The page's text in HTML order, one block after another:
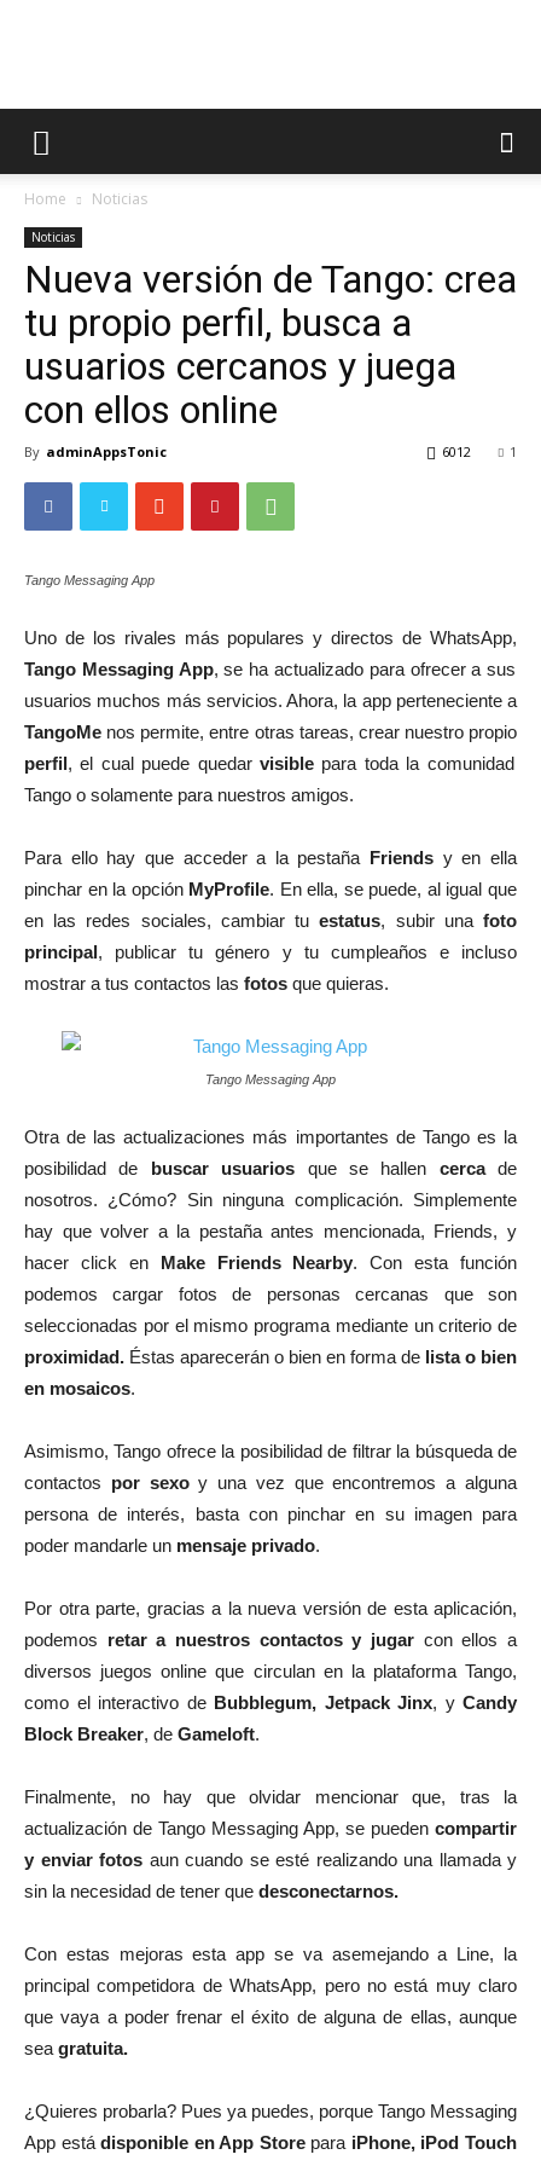
AppsTonic
Home Noticias
Noticias
Nueva versión de Tango: crea
tu propio perfil, busca a
usuarios cercanos y juega
con ellos online
By adminAppsTonic 1
6012
Tango Messaging App
Uno de los rivales más populares y directos de WhatsApp,
Tango Messaging App, se ha actualizado para ofrecer a sus
usuarios muchos más servicios. Ahora, la app perteneciente a
TangoMe nos permite, entre otras tareas, crear nuestro propio
perfil, el cual puede quedar visible para toda la comunidad
Tango o solamente para nuestros amigos.
Para ello hay que acceder a la pestaña Friends y en ella
pinchar en la opción MyProfile. En ella, se puede, al igual que
en las redes sociales, cambiar tu estatus, subir unafoto
principal, publicar tu género y tu cumpleaños e incluso
mostrar a tus contactos las fotos que quieras.
Tango Messaging App
Otra de las actualizaciones más importantes de Tango es la
posibilidad de buscar usuarios que se hallen cercade
nosotros. ¿Cómo? Sin ninguna complicación. Simplemente
hay que volver a la pestaña antes mencionada, Friends, y
hacer click enMake Friends Nearby. Con esta función
podemos cargar fotos de personas cercanas que son
seleccionadas por el mismo programa mediante un criterio de
proximidad. Éstas aparecerán o bien en forma de lista o bien
en mosaicos.
Asimismo, Tango ofrece la posibilidad de filtrar la búsqueda de
contactos por sexoy una vez que encontremos a alguna
persona de interés, basta con pinchar en su imagen para
poder mandarle un mensaje privado.
Por otra parte, gracias a la nueva versión de esta aplicación,
podemos retar a nuestros contactos y jugar con ellos a
diversos juegos online que circulan en la plataforma Tango,
como el interactivo de Bubblegum, Jetpack Jinx, y Candy
Block Breaker, de Gameloft.
Finalmente, no hay que olvidar mencionar que, tras la
actualización de Tango Messaging App, se pueden compartir
y enviar fotos aun cuando se esté realizando una llamada y
sin la necesidad de tener que desconectarnos.
Con estas mejoras esta app se va asemejando a Line, la
principal competidora de WhatsApp, pero no está muy claro
que vaya a poder frenar el éxito de alguna de ellas, aunque
sea gratuita.
¿Quieres probarla? Pues ya puedes, porque Tango Messaging
App estádisponible en App Storepara iPhone, iPod Touch